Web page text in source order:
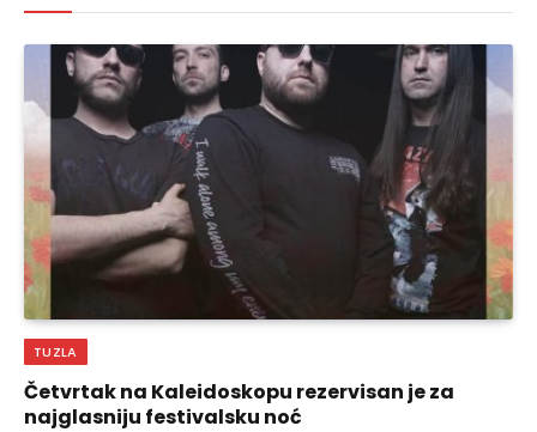
TUZLA
Četvrtak na Kaleidoskopu rezervisan je za
najglasniju festivalsku noć